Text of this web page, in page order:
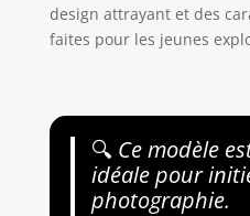
design attrayant et des
faites pour les jeunes
🔍 Ce modèle
idéale pour
photographie.